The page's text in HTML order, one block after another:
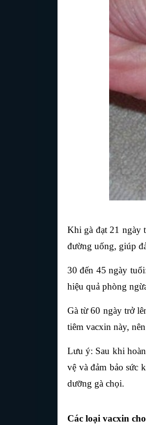
Khi gà đạt 21 ngày
đường uống, giúp
30 đến 45 ngày
hiệu quả phòng
Gà từ 60 ngày trở
tiêm vacxin này,
Lưu ý: Sau khi
vệ và đảm bảo sức
dưỡng gà chọi.
Các loại vacxin